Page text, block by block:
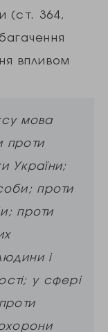
(ст. 364,
впливом
мова
проти
України;
проти
проти
і
у сфері